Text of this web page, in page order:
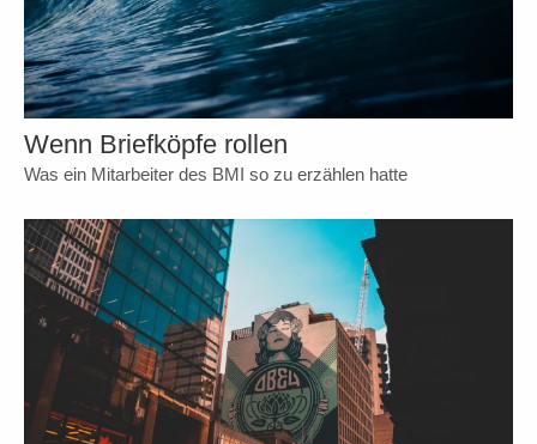
Wenn Briefköpfe rollen
Was ein Mitarbeiter des BMI so zu erzählen hatte